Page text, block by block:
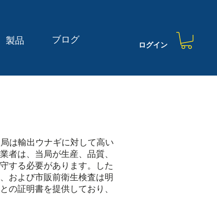
製品 ブログ
ログイン
は輸出ウナギに対して高い
者は、当局が生産、品質、
する必要があります。した
および市販前衛生検査は明
の証明書を提供しており、